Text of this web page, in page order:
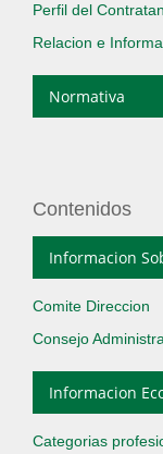
Perfil del
Relacion e
Normativa
Contenidos
Informacion
Comite Direccion
Consejo
Informacion
Categorias